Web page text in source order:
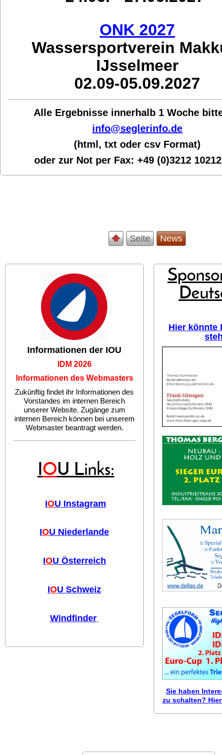
ONK 2027
Wassersportverein
IJsselmeer
02.09-05.09.2027
Alle Ergebnisse innerhalb 1 Woche bit
info@seglerinfo.de
(html, txt oder csv Format)
oder zur Not per Fax:+49 (0)3212
Seite News
Informationen der IOU
IDM 2026
Informationen des Webmasters
Zukünftig findet ihr Informationen des
Vorstandes im internen Bereich
unserer Website. Zugänge zum
internen Bereich können bei unserem
Webmaster beantragt werden.
IOU Links:
IOU Instagram
IOU Niederlande
IOU Österreich
IOU Schweiz
Windfinder
Hier könnte
Sie haben
zu schalten?